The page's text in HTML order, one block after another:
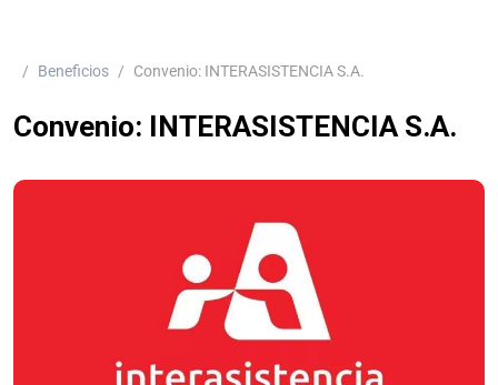
Beneficios Convenio: INTERASISTENCIA S.A.
Convenio: INTERASISTENCIA S.A.